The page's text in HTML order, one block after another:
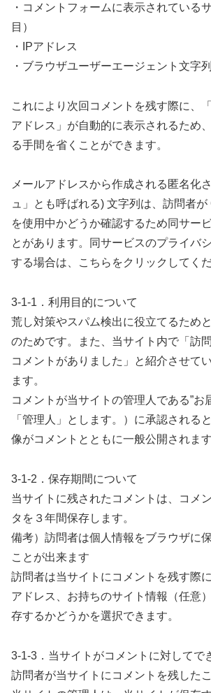
・コメントフォームに表示されている
目）
・IPアドレス
・ブラウザユーザーエージェント文字列
これにより次回コメントを残す際に、
アドレス」が自動的に表示されるため
る手間を省くことができます。
メールアドレスから作成される匿名化
ュ」とも呼ばれる) 文字列は、訪問者が
を使用中かどうか確認するため同サー
とがあります。同サービスのプライバ
する場合は、こちらをクリックしてくだ
3-1-1．利用目的について
荒し対策やスパム検出に役立てるため
のためです。また、当サイト内で「訪
コメントがありました」と紹介させて
ます。
コメントが当サイトの管理人である”お
「管理人」とします。）に承認される
像がコメントとともに一般公開されます
3-1-2．保存期間について
当サイトに残されたコメントは、コメ
タを３年間保存します。
備考）訪問者は個人情報をブラウザに
ことが出来ます
訪問者は当サイトにコメントを残す際
アドレス、お持ちのサイト情報（任意
存するかどうかを選択できます。
3-1-3．当サイトがコメントに対してで
訪問者が当サイトにコメントを残した